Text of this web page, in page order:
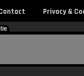
Privacy &